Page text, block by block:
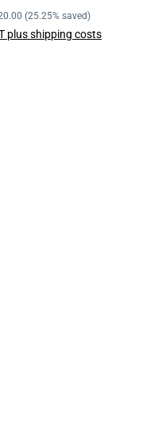
überarbeiteter
price:
(25.25% saved)
plus shipping costs